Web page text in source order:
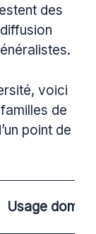
des
voici
de
point de
Usage